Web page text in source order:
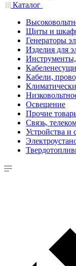
Каталог
Щиты и
Генераторы
Изделия для
Инструменты,
Кабели,
Освещение
Прочие
Связь,
Устройства и